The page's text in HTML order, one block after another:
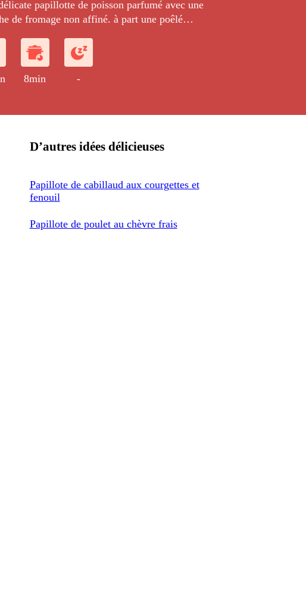
papillotte de poisson parfumé avec une
de fromage non affiné. à part une poêlé
8min -
D’autres idées délicieuses
Papillote de cabillaud aux courgettes et
fenouil
Papillote de poulet au chèvre frais